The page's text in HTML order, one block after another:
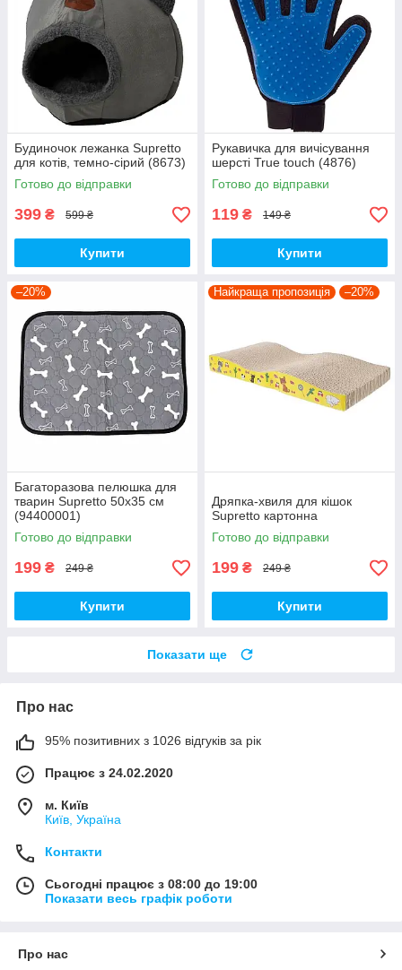
Будиночок лежанка Supretto
для котів, темно-сірий (8673)
Готово до відправки
399 ₴ 599 ₴
Купити
Рукавичка для вичісування
шерсті True touch (4876)
Готово до відправки
119 ₴ 149 ₴
Купити
–20%
Багаторазова пелюшка для
тварин Supretto 50x35 см
(94400001)
Готово до відправки
199 ₴ 249 ₴
Купити
Найкраща пропозиція –20%
Дряпка-хвиля для кішок
Supretto картонна
Готово до відправки
199 ₴ 249 ₴
Купити
Показати ще
Про нас
95% позитивних з 1026 відгуків за рік
Працює з 24.02.2020
м. Київ
Київ, Україна
Контакти
Сьогодні працює з 08:00 до 19:00
Показати весь графік роботи
Про нас